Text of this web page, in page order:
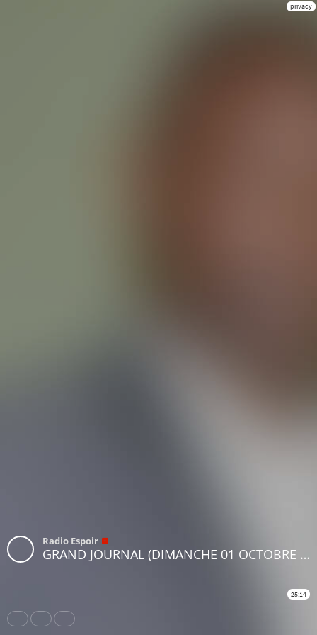
privacy
Radio Espoir
GRAND JOURNAL (DIMANCHE 01 OCTOBRE 2023)
25:14
Share